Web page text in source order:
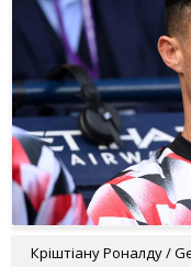
Кріштіану Роналду /